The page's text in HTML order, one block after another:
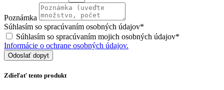
Poznámka
Súhlasím so spracúvaním osobných údajov*
Súhlasím so spracúvaním mojich osobných údajov*
Informácie o ochrane osobných údajov.
Odoslať dopyt
Zdieľať tento produkt